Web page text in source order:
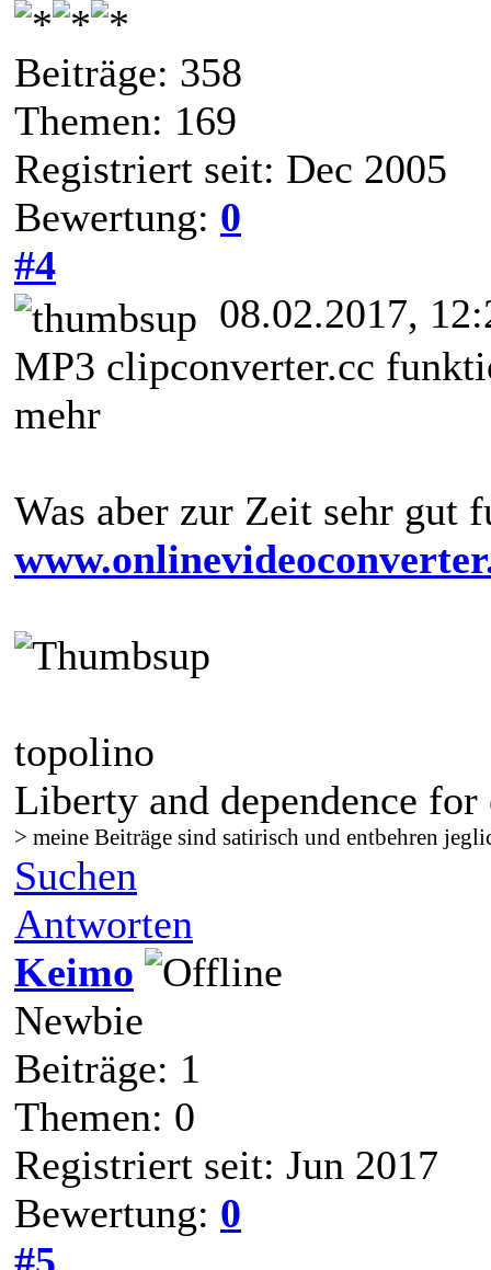
Beiträge: 358
Themen: 169
Registriert seit: Dec 2005
Bewertung: 0
#4
08.02.2017,
MP3 clipconverter.cc
mehr
Was aber zur Zeit sehr gut
topolino
Liberty and dependence for
> meine Beiträge sind satirisch und entbehren
Suchen
Antworten
Keimo
Newbie
Beiträge: 1
Themen: 0
Registriert seit: Jun 2017
Bewertung: 0